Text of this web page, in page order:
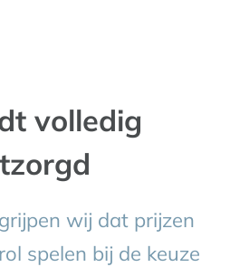
volledig
wij dat prijzen
spelen bij de keuze